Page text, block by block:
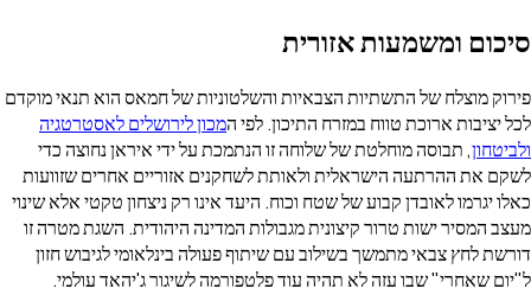
ומשמעות אזורית
של התשתיות הצבאיות והשלטוניות של חמאס הוא תנאי מוקדם
ארוכת טווח במזרח התיכון. לפי המכון לירושלים לאסטרטגיה
, תבוסה מוחלטת של שלוחה זו הנתמכת על ידי איראן נחוצה כדי
ההרתעה הישראלית ולאותת לשחקנים אזוריים אחרים שזוועות
לאובדן קבוע של שטח וכוח. היעד אינו רק ניצחון טקטי אלא שינוי
ישות טרור קיצונית מגבולות המדינה היהודית. השגת מטרה זו
צבאי מתמשך בשילוב עם שיתוף פעולה בינלאומי לגיבוש חזון
שבו עזה לא תהיה עוד פלטפורמה לשיגור ג'יהאד עולמי.